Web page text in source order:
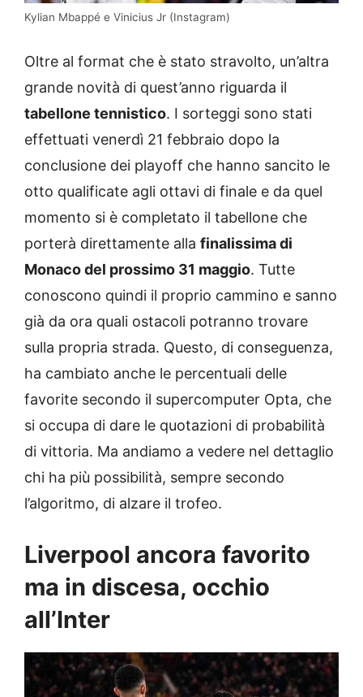
Kylian Mbappé e Vinicius Jr (Instagram)
Oltre al format che è stato stravolto, un’altra
grande novità di quest’anno riguarda il
tabellone tennistico. I sorteggi sono stati
effettuati venerdì 21 febbraio dopo la
conclusione dei playoff che hanno sancito le
otto qualificate agli ottavi di finale e da quel
momento si è completato il tabellone che
porterà direttamente alla finalissima di
Monaco del prossimo 31 maggio. Tutte
conoscono quindi il proprio cammino e sanno
già da ora quali ostacoli potranno trovare
sulla propria strada. Questo, di conseguenza,
ha cambiato anche le percentuali delle
favorite secondo il supercomputer Opta, che
si occupa di dare le quotazioni di probabilità
di vittoria. Ma andiamo a vedere nel dettaglio
chi ha più possibilità, sempre secondo
l’algoritmo, di alzare il trofeo.
Liverpool ancora favorito
ma in discesa, occhio
all’Inter